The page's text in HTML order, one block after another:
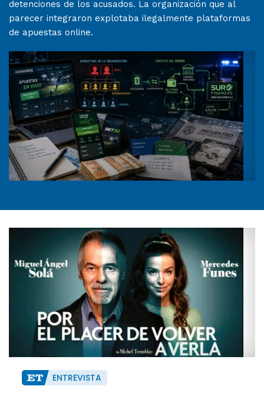
detenciones de los acusados. La organización que al
parecer integraron explotaba ilegalmente plataformas
de apuestas online.
ENTREVISTA